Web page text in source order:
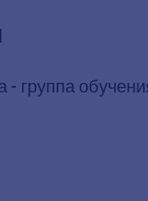
- группа